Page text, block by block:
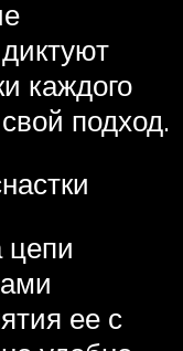
каждого
подход.
цепи
ее с